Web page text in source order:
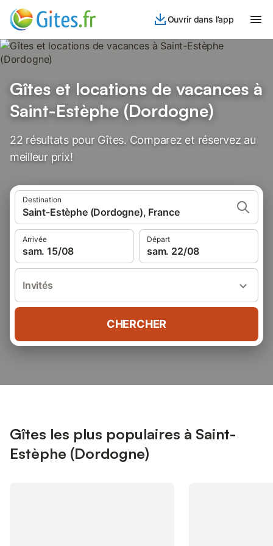
Ouvrir dans l’app
Gîtes et locations de vacances à
Saint-Estèphe (Dordogne)
22 résultats pour Gîtes. Comparez et réservez au
meilleur prix!
Destination
Saint-Estèphe (Dordogne), France
Arrivée
sam. 15/08
Départ
sam. 22/08
Invités
CHERCHER
Gîtes les plus populaires à Saint-
Estèphe (Dordogne)